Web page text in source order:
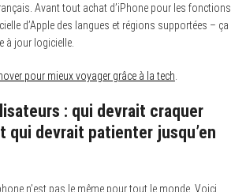
Avant tout achat d’iPhone pour les fonctions
d’Apple des langues et régions supportées – ça
à jour logicielle.
pour mieux voyager grâce à la tech
: qui devrait craquer
qui devrait patienter jusqu’en
n’est pas le même pour tout le monde. Voici